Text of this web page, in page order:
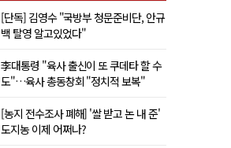
[단독] 김영수 "국방부 청문준비단, 안규
백 탈영 알고있었다"
李대통령 "육사 출신이 또 쿠데타 할 수
도"…육사 총동창회 "정치적 보복"
[농지 전수조사 폐해] '쌀 받고 논 내 준'
도지농 이제 어쩌나?